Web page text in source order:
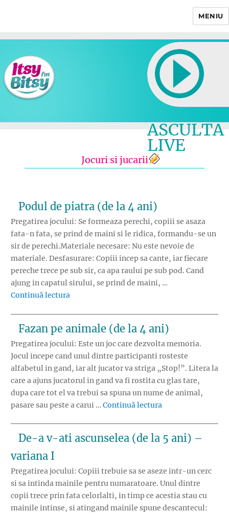
MENIU
ASCULTA
LIVE
Jocuri si jucarii
Podul de piatra (de la 4 ani)
Pregatirea jocului: Se formeaza perechi, copiii se asaza
fata-n fata, se prind de maini si le ridica, formandu-se un
sir de perechi.Materiale necesare: Nu este nevoie de
materiale. Desfasurare: Copiii incep sa cante, iar fiecare
pereche trece pe sub sir, ca apa raului pe sub pod. Cand
ajung in capatul sirului, se prind de maini, …
Continuă lectura
Fazan pe animale (de la 4 ani)
Pregatirea jocului: Este un joc care dezvolta memoria.
Jocul incepe cand unul dintre participanti rosteste
alfabetul in gand, iar alt jucator va striga „Stop!”. Litera la
care a ajuns jucatorul in gand va fi rostita cu glas tare,
dupa care tot el va trebui sa spuna un nume de animal,
pasare sau peste a carui … Continuă lectura
De-a v-ati ascunselea (de la 5 ani) –
variana I
Pregatirea jocului: Copiii trebuie sa se aseze intr-un cerc
si sa intinda mainile pentru numaratoare. Unul dintre
copii trece prin fata celorlalti, in timp ce acestia stau cu
mainile intinse, si atingand mainile spune descantecul: